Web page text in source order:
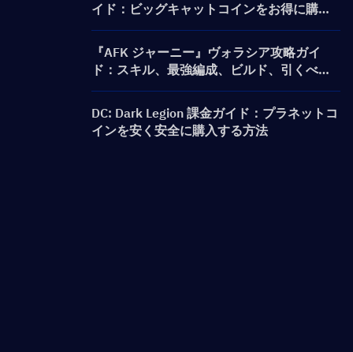
イド：ビッグキャットコインをお得に購入
する方法は？
『AFK ジャーニー』ヴォラシア攻略ガイ
ド：スキル、最強編成、ビルド、引くべき
かを解説
DC: Dark Legion 課金ガイド：プラネットコ
インを安く安全に購入する方法